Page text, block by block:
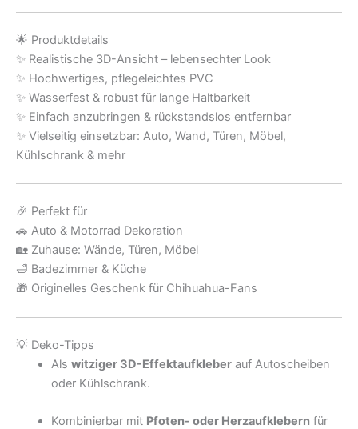
🌟 Produktdetails
✨ Realistische 3D-Ansicht – lebensechter Look
✨ Hochwertiges, pflegeleichtes PVC
✨ Wasserfest & robust für lange Haltbarkeit
✨ Einfach anzubringen & rückstandslos entfernbar
✨ Vielseitig einsetzbar: Auto, Wand, Türen, Möbel,
Kühlschrank & mehr
🎉 Perfekt für
🚗 Auto & Motorrad Dekoration
🏡 Zuhause: Wände, Türen, Möbel
🛁 Badezimmer & Küche
🎁 Originelles Geschenk für Chihuahua-Fans
💡 Deko-Tipps
Als witziger 3D-Effektaufkleberauf Autoscheiben
oder Kühlschrank.
Kombinierbar mit Pfoten- oder Herzaufklebernfür